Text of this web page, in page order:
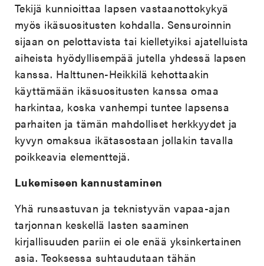
Tekijä kunnioittaa lapsen vastaanottokykyä
myös ikäsuositusten kohdalla. Sensuroinnin
sijaan on pelottavista tai kielletyiksi ajatelluista
aiheista hyödyllisempää jutella yhdessä lapsen
kanssa. Halttunen-Heikkilä kehottaakin
käyttämään ikäsuositusten kanssa omaa
harkintaa, koska vanhempi tuntee lapsensa
parhaiten ja tämän mahdolliset herkkyydet ja
kyvyn omaksua ikätasostaan jollakin tavalla
poikkeavia elementtejä.
Lukemiseen kannustaminen
Yhä runsastuvan ja teknistyvän vapaa-ajan
tarjonnan keskellä lasten saaminen
kirjallisuuden pariin ei ole enää yksinkertainen
asia. Teoksessa suhtaudutaan tähän